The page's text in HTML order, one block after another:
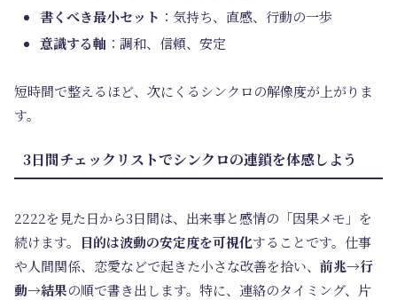
書くべき最小セット ：気持ち、直感、行動の一歩
意識する軸 ：調和、信頼、安定
短時間で整えるほど、次にくるシンクロの解像度が上がりま
す。
3日間チェックリストでシンクロの連鎖を体感しよう
2222を見た日から3日間は、出来事と感情の「因果メモ」を
続けます。
目的は波動の安定度を可視化することです。仕事
や人間関係、恋愛などで起きた小さな改善を拾い、 前兆→行
動→結果の順で書き出します。特に、連絡のタイミング、片